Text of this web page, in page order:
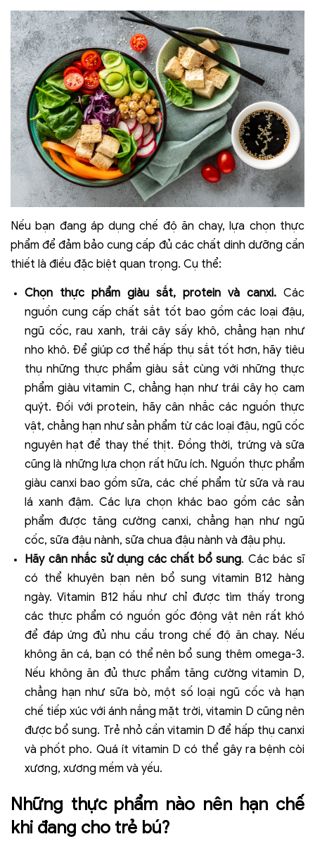
Nếu bạn đang áp dụng chế độ ăn chay, lựa chọn thực
phẩm để đảm bảo cung cấp đủ các chất dinh dưỡng cần
thiết là điều đặc biệt quan trọng. Cụ thể:
Chọn thực phẩm giàu sắt, protein và canxi. Các
nguồn cung cấp chất sắt tốt bao gồm các loại đậu,
ngũ cốc, rau xanh, trái cây sấy khô, chẳng hạn như
nho khô. Để giúp cơ thể hấp thụ sắt tốt hơn, hãy tiêu
thụ những thực phẩm giàu sắt cùng với những thực
phẩm giàu vitamin C, chẳng hạn như trái cây họ cam
quýt. Đối với protein, hãy cân nhắc các nguồn thực
vật, chẳng hạn như sản phẩm từ các loại đậu, ngũ cốc
nguyên hạt để thay thế thịt. Đồng thời, trứng và sữa
cũng là những lựa chọn rất hữu ích. Nguồn thực phẩm
giàu canxi bao gồm sữa, các chế phẩm từ sữa và rau
lá xanh đậm. Các lựa chọn khác bao gồm các sản
phẩm được tăng cường canxi, chẳng hạn như ngũ
cốc, sữa đậu nành, sữa chua đậu nành và đậu phụ.
Hãy cân nhắc sử dụng các chất bổ sung. Các bác sĩ
có thể khuyên bạn nên bổ sung vitamin B12 hàng
ngày. Vitamin B12 hầu như chỉ được tìm thấy trong
các thực phẩm có nguồn gốc động vật nên rất khó
để đáp ứng đủ nhu cầu trong chế độ ăn chay. Nếu
không ăn cá, bạn có thể nên bổ sung thêm omega-3.
Nếu không ăn đủ thực phẩm tăng cường vitamin D,
chẳng hạn như sữa bò, một số loại ngũ cốc và hạn
chế tiếp xúc với ánh nắng mặt trời, vitamin D cũng nên
được bổ sung. Trẻ nhỏ cần vitamin D để hấp thụ canxi
và phốt pho. Quá ít vitamin D có thể gây ra bệnh còi
xương, xương mềm và yếu.
Những thực phẩm nào nên hạn chế
khi đang cho trẻ bú?